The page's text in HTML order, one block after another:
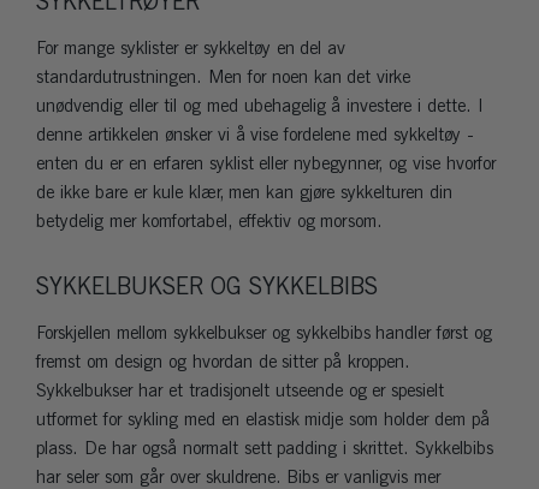
For mange syklister er sykkeltøy en del av
standardutrustningen. Men for noen kan det virke
unødvendig eller til og med ubehagelig å investere i dette. I
denne artikkelen ønsker vi å vise fordelene med sykkeltøy -
enten du er en erfaren syklist eller nybegynner, og vise hvorfor
de ikke bare er kule klær, men kan gjøre sykkelturen din
betydelig mer komfortabel, effektiv og morsom.
SYKKELBUKSER OG SYKKELBIBS
Forskjellen mellom sykkelbukser og sykkelbibs handler først og
fremst om design og hvordan de sitter på kroppen.
Sykkelbukser har et tradisjonelt utseende og er spesielt
utformet for sykling med en elastisk midje som holder dem på
plass. De har også normalt sett padding i skrittet. Sykkelbibs
har seler som går over skuldrene. Bibs er vanligvis mer